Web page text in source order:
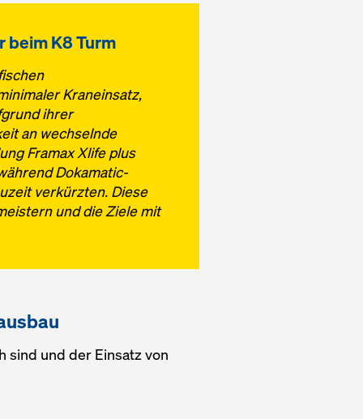
beim K8 Turm
Kraneinsatz,
ihrer
an wechselnde
Framax Xlife plus
Dokamatic-
verkürzten. Diese
und die Ziele mit
sind und der Einsatz von